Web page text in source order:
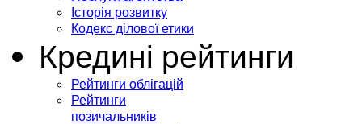
Історія розвитку
Кодекс ділової етики
Кредині рейтинги
Рейтинги облігацій
Рейтинги
позичальників